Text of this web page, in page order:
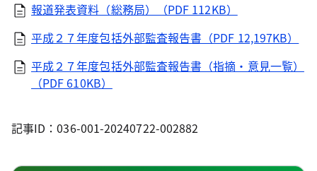
報道発表資料（総務局）（PDF 112KB）
平成２７年度包括外部監査報告書（PDF 12,197KB）
平成２７年度包括外部監査報告書（指摘・意見一覧）
（PDF 610KB）
記事ID：036-001-20240722-002882